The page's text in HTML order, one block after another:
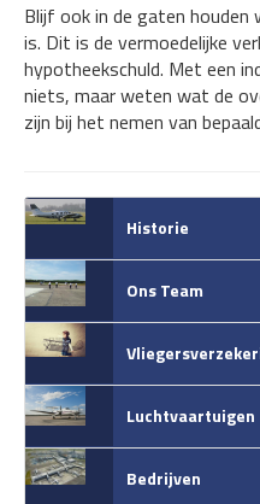
Blijf ook in de gaten houden
is. Dit is de vermoedelijke
hypotheekschuld. Met een
niets, maar weten wat de
zijn bij het nemen van
Historie
Ons Team
Luchtvaartuigen
Bedrijven